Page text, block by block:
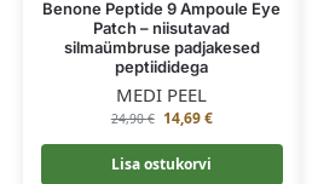
Benone Peptide 9 Ampoule Eye
Patch – niisutavad
silmaümbruse padjakesed
peptiididega
MEDI PEEL
24,90€ 14,69€
Lisa ostukorvi